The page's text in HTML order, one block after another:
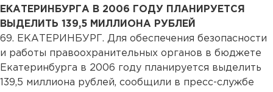
ЕКАТЕРИНБУРГА В 2006 ГОДУ ПЛАНИРУЕТСЯ
ВЫДЕЛИТЬ 139,5 МИЛЛИОНА РУБЛЕЙ
69. ЕКАТЕРИНБУРГ. Для обеспечения безопасности
и работы правоохранительных органов в бюджете
Екатеринбурга в 2006 году планируется выделить
139,5 миллиона рублей, сообщили в пресс-службе